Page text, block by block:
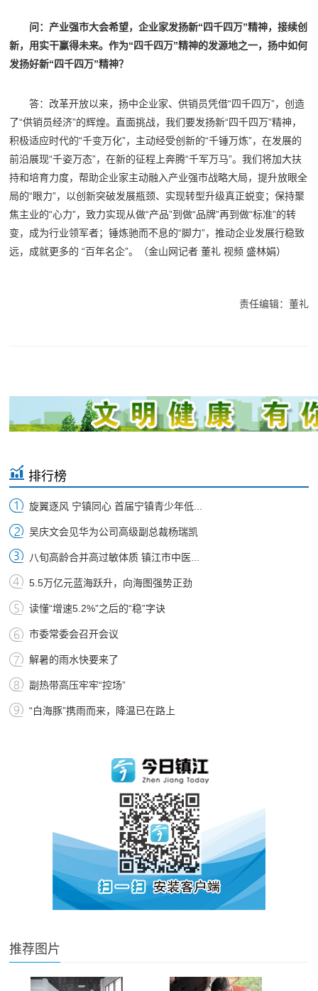
问：产业强市大会希望，企业家发扬新“四千四万”精神，接续创
新，用实干赢得未来。作为“四千四万”精神的发源地之一，扬中如何
发扬好新“四千四万”精神？
答：改革开放以来，扬中企业家、供销员凭借“四千四万”，创造
了“供销员经济”的辉煌。直面挑战，我们要发扬新“四千四万”精神，
积极适应时代的“千变万化”，主动经受创新的“千锤万炼”，在发展的
前沿展现“千姿万态”，在新的征程上奔腾“千军万马”。我们将加大扶
持和培育力度，帮助企业家主动融入产业强市战略大局，提升放眼全
局的“眼力”，以创新突破发展瓶颈、实现转型升级真正蜕变；保持聚
焦主业的“心力”，致力实现从做“产品”到做“品牌”再到做“标准”的转
变，成为行业领军者；锤炼驰而不息的“脚力”，推动企业发展行稳致
远，成就更多的 “百年名企”。（金山网记者 董礼 视频 盛林娟）
责任编辑：董礼
排行榜
旋翼逐风 宁镇同心 首届宁镇青少年低...
吴庆文会见华为公司高级副总裁杨瑞凯
八旬高龄合并高过敏体质 镇江市中医...
5.5万亿元蓝海跃升，向海图强势正劲
读懂“增速5.2%”之后的“稳”字诀
市委常委会召开会议
解暑的雨水快要来了
副热带高压牢牢“控场”
“白海豚”携雨而来，降温已在路上
推荐图片